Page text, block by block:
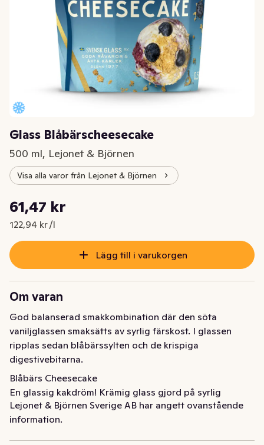
Glass Blåbärscheesecake
500 ml, Lejonet & Björnen
Visa alla varor från Lejonet & Björnen
Nuvarande pris är: 61,47 kr
61,47 kr
122,94 kr /l
Styckpris: 122,94 kr /l
Lägg till i varukorgen
Om varan
God balanserad smakkombination där den söta
vaniljglassen smaksätts av syrlig färskost. I glassen
ripplas sedan blåbärssylten och de krispiga
digestivebitarna.
Blåbärs Cheesecake
En glassig kakdröm! Krämig glass gjord på syrlig
färskost, ripplad med bitar av digestivekex och sylt
gjord på svenska blåbär.
Lejonet & Björnen Sverige AB har angett ovanstående
information.